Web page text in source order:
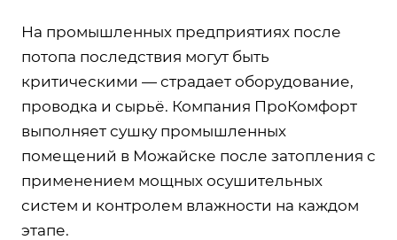
На промышленных предприятиях после
потопа последствия могут быть
критическими — страдает оборудование,
проводка и сырьё. Компания ПроКомфорт
выполняет сушку промышленных
помещений в Можайске после затопления с
применением мощных осушительных
систем и контролем влажности на каждом
этапе.